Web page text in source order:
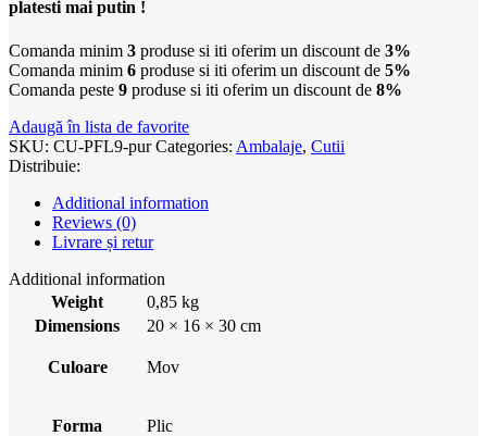
platesti mai putin !
Comanda minim 3 produse si iti oferim un discount de 3%
Comanda minim 6 produse si iti oferim un discount de 5%
Comanda peste 9 produse si iti oferim un discount de 8%
Adaugă în lista de favorite
SKU: CU-PFL9-purCategories: Ambalaje, Cutii
Distribuie:
Additional information
Reviews (0)
Livrare și retur
Additional information
Weight
0,85 kg
Dimensions
20 × 16 × 30 cm
Culoare Mov
Forma Plic